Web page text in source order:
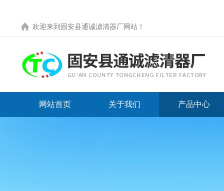
欢迎来到 固安县通诚滤清器厂网站 ！
网站首页 关于我们 产品中心